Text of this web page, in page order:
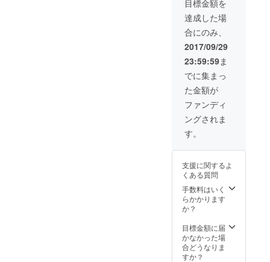
聞・書籍、
チケット、
研修旅行や
BtoBビジネ
スに直結す
る案件など
も販売しま
す。また実
際に工場や
販売店を訪
ねて取材や
食レポ等を
動画で商品
の魅力をお
伝えいたし
ます。
取材依頼、
出品商品を
常時募
集！！
段）を
掲載し
ます ・
広告掲
載号を
１０部
贈呈し
ます
ナー広
告が２
か月間
掲載さ
せて頂
きま
す。 ・
タブロ
イド判
「にい
がた経
済新
聞」に
告は、
て頂い
た企業
の社名
を乗せ
た御礼
（全３
段）を
掲載し
ます ・
目標金額を
達成した場
合にのみ、
2017/09/29
23:59:59ま
でに集まっ
た金額が
ファンディ
ングされま
す。
支援に関するよ
くある質問
手数料はいく
らかかります
か？
目標金額に届
かなかった場
合どうなりま
すか？